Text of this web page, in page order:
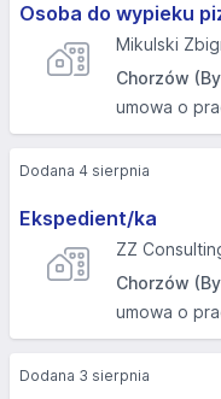
Osoba do wypieku
Mikulski
Chorzów
umowa o
Ekspedient/ka
ZZ
Chorzów
umowa o
Dodana 4 sierpnia
Dodana 3 sierpnia